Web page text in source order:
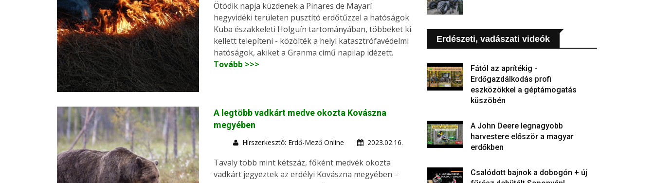
Ötödik napja küzdenek a Pinares de Mayarí
hegyvidéki területen pusztító erdőtűzzel a hatóságok
Kuba északkeleti Holguín tartományában, többeket ki
kellett telepíteni - közölték a helyi katasztrófavédelmi
hatóságok, akiket a Granma című napilap idézett.
Tovább >>>
A legtöbb vadkárt medve okozta Kovászna
megyében
Hírszerkesztő: Erdő-Mező Online 2023.02.16.
Tavaly több mint kétszáz, főként medvék okozta
vadkárt jegyeztek az erdélyi Kovászna megyében –
Erdészeti, vadászati videók
Fától az aprítékig -
Erdőgazdálkodás profi
eszközökkel a géptámogatás
küszöbén
A John Deere legnagyobb
harvestere először a magyar
erdőkben
Csalódott bajnok a dobogón + új